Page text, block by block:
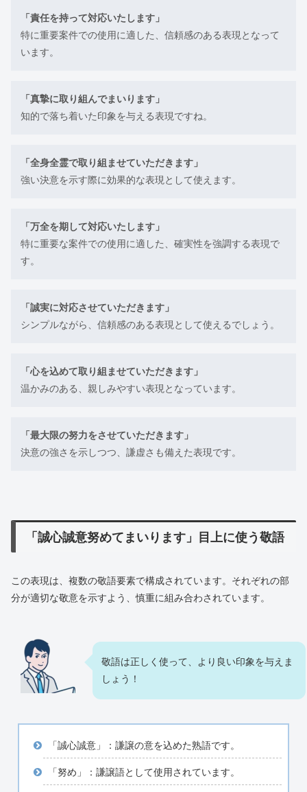
「責任を持って対応いたします」
特に重要案件での使用に適した、信頼感のある表現となって
います。
「真摯に取り組んでまいります」
知的で落ち着いた印象を与える表現ですね。
「全身全霊で取り組ませていただきます」
強い決意を示す際に効果的な表現として使えます。
「万全を期して対応いたします」
特に重要な案件での使用に適した、確実性を強調する表現で
す。
「誠実に対応させていただきます」
シンプルながら、信頼感のある表現として使えるでしょう。
「心を込めて取り組ませていただきます」
温かみのある、親しみやすい表現となっています。
「最大限の努力をさせていただきます」
決意の強さを示しつつ、謙虚さも備えた表現です。
「誠心誠意努めてまいります」目上に使う敬語
この表現は、複数の敬語要素で構成されています。それぞれの部
分が適切な敬意を示すよう、慎重に組み合わされています。
敬語は正しく使って、より良い印象を与えま
しょう！
「誠心誠意」：謙譲の意を込めた熟語です。
「努め」：謙譲語として使用されています。